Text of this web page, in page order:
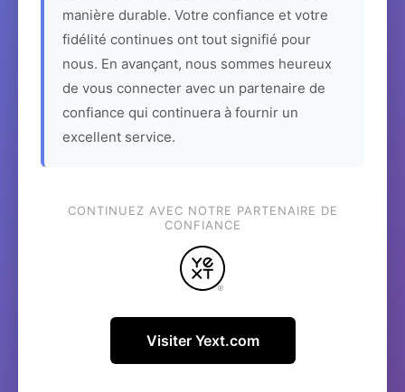
manière durable. Votre confiance et votre
fidélité continues ont tout signifié pour
nous. En avançant, nous sommes heureux
de vous connecter avec un partenaire de
confiance qui continuera à fournir un
excellent service.
CONTINUEZ AVEC NOTRE PARTENAIRE DE
CONFIANCE
Visiter Yext.com